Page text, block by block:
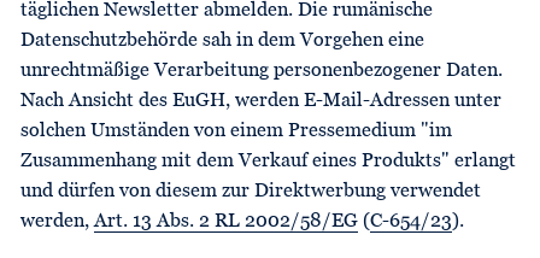
täglichen Newsletter abmelden. Die rumänische
Datenschutzbehörde sah in dem Vorgehen eine
unrechtmäßige Verarbeitung personenbezogener Daten.
Nach Ansicht des EuGH, werden E-Mail-Adressen unter
solchen Umständen von einem Pressemedium "im
Zusammenhang mit dem Verkauf eines Produkts" erlangt
und dürfen von diesem zur Direktwerbung verwendet
werden,Art. 13 Abs. 2 RL 2002/58/EG (C-654/23).